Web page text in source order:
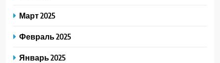
Март 2025
Февраль 2025
Январь 2025